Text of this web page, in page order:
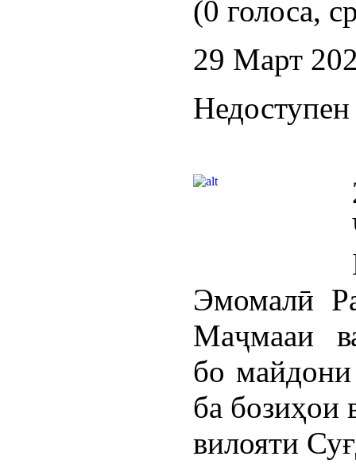
(0 голоса,
29 Март
Эмомалӣ
Маҷмааи
бо
ба бозиҳои
вилояти